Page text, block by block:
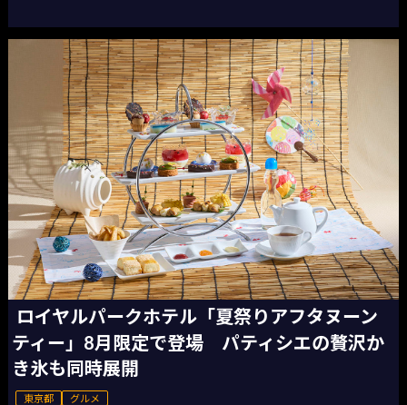
ロイヤルパークホテル「夏祭りアフタヌーン
ティー」8月限定で登場 パティシエの贅沢か
き氷も同時展開
東京都 グルメ